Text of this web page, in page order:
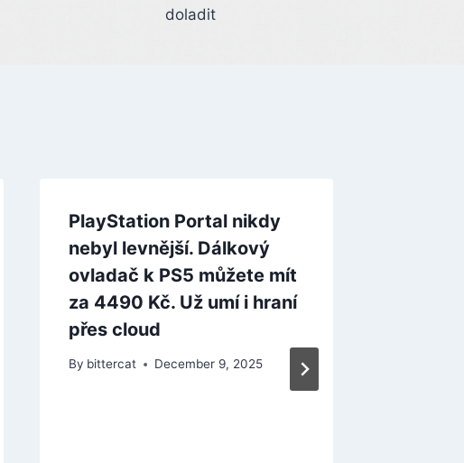
doladit
PlayStation Portal nikdy
nebyl levnější. Dálkový
ovladač k PS5 můžete mít
za 4490 Kč. Už umí i hraní
přes cloud
By bittercat December 9, 2025